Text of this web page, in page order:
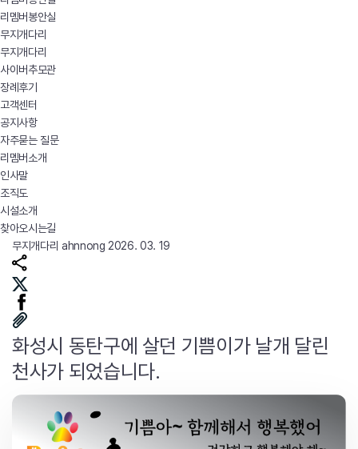
리멤버봉안실
무지개다리
무지개다리
사이버추모관
장례후기
고객센터
공지사항
자주묻는 질문
리멤버소개
인사말
조직도
시설소개
찾아오시는길
무지개다리 ahnnong 2026. 03. 19
화성시 동탄구에 살던 기쁨이가 날개 달린
천사가 되었습니다.